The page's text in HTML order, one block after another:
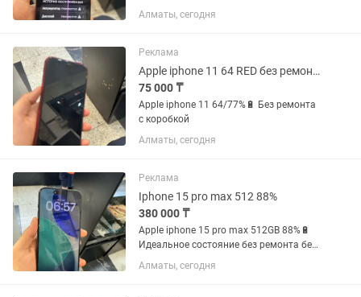
Алматы, сегодня
Реклама
Apple iphone 11 64 RED без ремонта в хорошем состоянии с коробкой
75 000 ₸
Apple iphone 11 64/77%🔋 Без ремонта
с коробкой
Алматы, сегодня
Реклама
Iphone 15 pro max 512 88%
380 000 ₸
Apple iphone 15 pro max 512GB 88%🔋
Идеальное состояние без ремонта без
сколов трещин
Алматы, сегодня